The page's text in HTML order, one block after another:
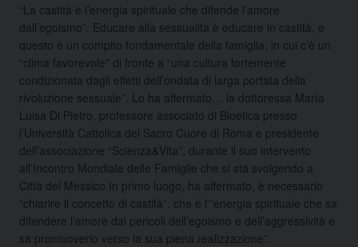
“La castità è l’energia spirituale che difende l’amore
dall’egoismo”. Educare alla sessualità è educare in castità, e
questo è un compito fondamentale della famiglia, in cui c’è un
“clima favorevole” di fronte a “una cultura fortemente
condizionata dagli effetti dell’ondata di larga portata della
rivoluzione sessuale”. Lo ha affermato…
la dottoressa María
Luisa Di Pietro, professore associato di Bioetica presso
l’Università Cattolica del Sacro Cuore di Roma e presidente
dell’associazione “Scienza&Vita”, durante il suo intervento
all’Incontro Mondiale delle Famiglie che si sta svolgendo a
Città del Messico.In primo luogo, ha affermato, è necessario
“chiarire il concetto di castità”, che è l'”energia spirituale che sa
difendere l’amore dai pericoli dell’egoismo e dell’aggressività e
sa promuoverlo verso la sua piena realizzazione”.